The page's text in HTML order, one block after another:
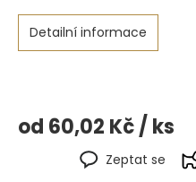
od 60,02 Kč/ ks
Detailní informace
Zeptat se